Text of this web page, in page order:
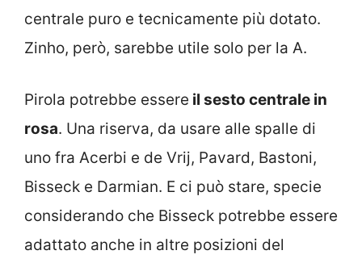
centrale puro e tecnicamente più dotato.
Zinho, però, sarebbe utile solo per la A.
Pirola potrebbe essere il sesto centrale in
rosa. Una riserva, da usare alle spalle di
uno fra Acerbi e de Vrij, Pavard, Bastoni,
Bisseck e Darmian. E ci può stare, specie
considerando che Bisseck potrebbe essere
adattato anche in altre posizioni del